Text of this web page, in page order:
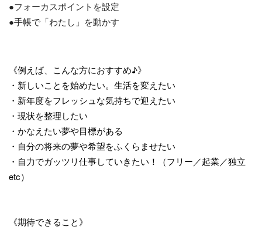
●フォーカスポイントを設定
●手帳で「わたし」を動かす
《例えば、こんな方におすすめ♪》
・新しいことを始めたい。生活を変えたい
・新年度をフレッシュな気持ちで迎えたい
・現状を整理したい
・かなえたい夢や目標がある
・自分の将来の夢や希望をふくらませたい
・自力でガッツリ仕事していきたい！（フリー／起業／独立
etc）
《期待できること》